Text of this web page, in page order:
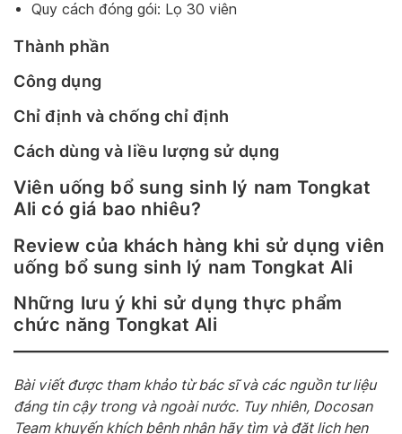
Quy cách đóng gói: Lọ 30 viên
Thành phần
Công dụng
Chỉ định và chống chỉ định
Cách dùng và liều lượng sử dụng
Viên uống bổ sung sinh lý nam Tongkat
Ali có giá bao nhiêu?
Review của khách hàng khi sử dụng viên
uống bổ sung sinh lý nam Tongkat Ali
Những lưu ý khi sử dụng thực phẩm
chức năng Tongkat Ali
Bài viết được tham khảo từ bác sĩ và các nguồn tư liệu
đáng tin cậy trong và ngoài nước. Tuy nhiên, Docosan
Team khuyến khích bệnh nhân hãy tìm và đặt lịch hẹn